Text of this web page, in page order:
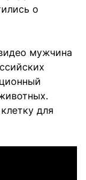
о
мужчина
для